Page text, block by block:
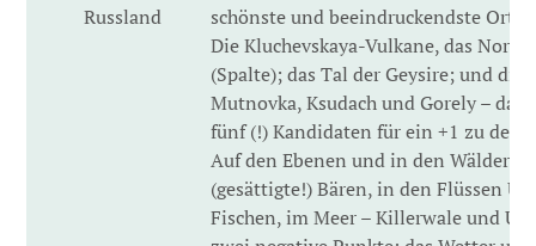
Russland
schönste und beeindruckendste Ort
Die Kluchevskaya-Vulkane, das
(Spalte); das Tal der Geysire; und die
Mutnovka, Ksudach und Gorely – das
fünf (!) Kandidaten für ein +1 zu den
Auf den Ebenen und in den Wäldern
(gesättigte!) Bären, in den Flüssen
Fischen, im Meer – Killerwale und U-